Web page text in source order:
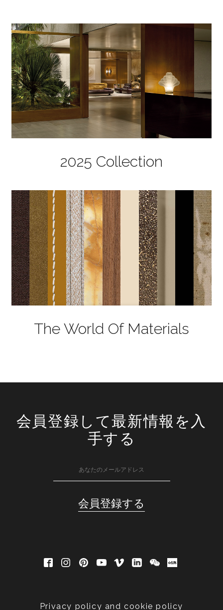
2025 Collection
The World Of Materials
会員登録して最新情報を入
手する
Privacy policy and cookie policy